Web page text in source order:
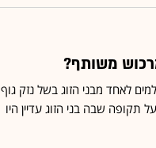
משותף?
לאחד מבני הזוג בשל נזק גוף
שבה בני הזוג עדיין היו